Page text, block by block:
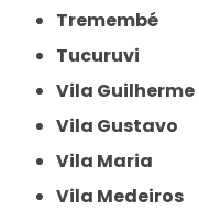
Tremembé
Tucuruvi
Vila Guilherme
Vila Gustavo
Vila Maria
Vila Medeiros